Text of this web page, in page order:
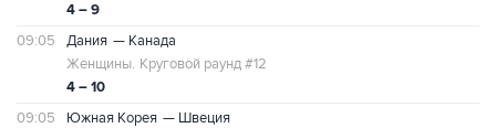
4 – 9
09:05 Дания — Канада
4 – 10
Женщины. Круговой раунд #12
09:05 Южная Корея — Швеция